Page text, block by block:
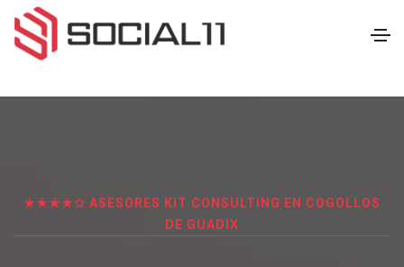
★★★★✩ ASESORES KIT CONSULTING EN COGOLLOS
DE GUADIX